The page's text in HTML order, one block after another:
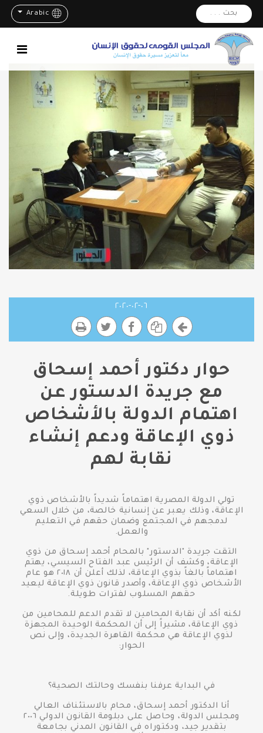
بحث . . . Arabic
٠٦-٠٢-٢٠٢٠
حوار دكتور أحمد إسحاق
مع جريدة الدستور عن
اهتمام الدولة بالأشخاص
ذوي الإعاقة ودعم إنشاء
نقابة لهم
تولي الدولة المصرية اهتماماً شديداً بالأشخاص ذوي
الإعاقة، وذلك يعبر عن إنسانية خالصة، من خلال السعي
لدمجهم في المجتمع وضمان حقهم في التعليم
والعمل.
التقت جريدة "الدستور" بالمحام أحمد إسحاق من ذوي
الإعاقة، وكشف أن الرئيس عبد الفتاح السيسي، يهتم
اهتماماً بالغاً بذوي الإعاقة، لذلك أعلن أن ٢٠١٨ هو عام
الأشخاص ذوي الإعاقة، وأصدر قانون ذوي الإعاقة ليعيد
حقهم المسلوب لفترات طويلة.
لكنه أكد أن نقابة المحامين لا تقدم الدعم للمحامين من
ذوي الإعاقة، مشيراً إلى أن المحكمة الوحيدة المجهزة
لذوي الإعاقة هي محكمة القاهرة الجديدة، وإلى نص
الحوار:
في البداية عرفنا بنفسك وحالتك الصحية؟
أنا الدكتور أحمد إسحاق، محام بالاستئناف العالي
ومجلس الدولة، وحاصل على دبلومة القانون الدولي ٢٠٠٦
بتقدير جيد، ودكتوراه في القانون المدني بجامعة